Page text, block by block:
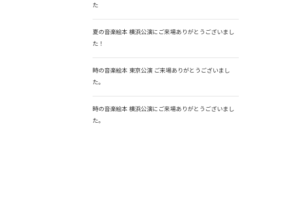
た
夏の音楽絵本 横浜公演にご来場ありがとうございまし
た！
時の音楽絵本 東京公演 ご来場ありがとうございまし
た。
時の音楽絵本 横浜公演にご来場ありがとうございまし
た。